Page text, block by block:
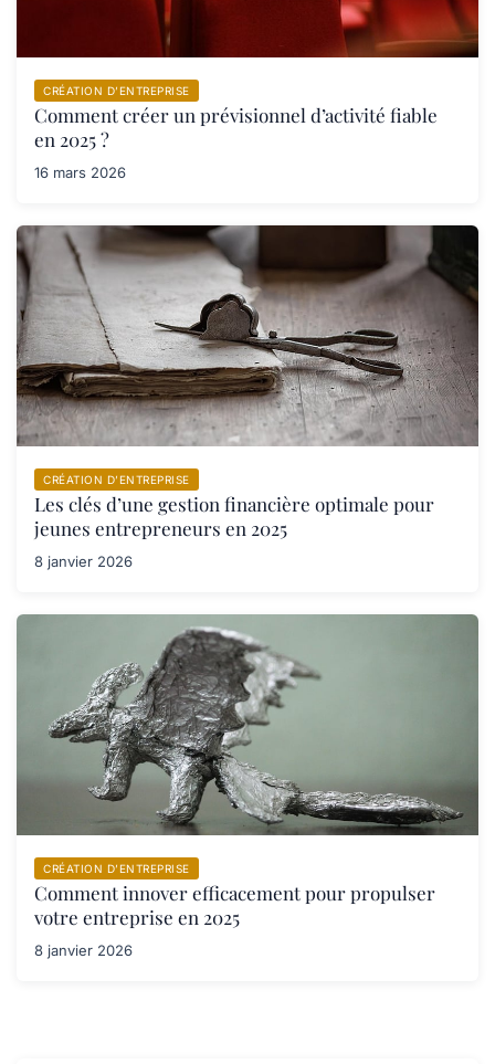
CRÉATION D’ENTREPRISE
Comment créer un prévisionnel d’activité fiable
en 2025 ?
16 mars 2026
CRÉATION D’ENTREPRISE
Les clés d’une gestion financière optimale pour
jeunes entrepreneurs en 2025
8 janvier 2026
CRÉATION D’ENTREPRISE
Comment innover efficacement pour propulser
votre entreprise en 2025
8 janvier 2026